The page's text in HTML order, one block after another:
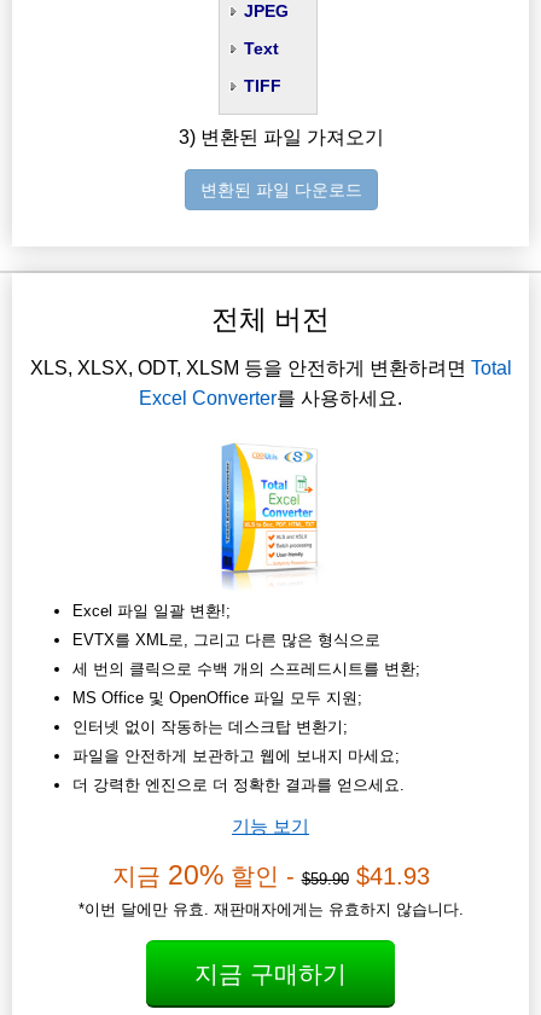
JPEG
Text
TIFF
3) 변환된 파일 가져오기
변환된 파일 다운로드
전체 버전
XLS, XLSX, ODT, XLSM 등을 안전하게 변환하려면 Total
Excel Converter를 사용하세요.
Excel 파일 일괄 변환!;
EVTX를 XML로, 그리고 다른 많은 형식으로
세 번의 클릭으로 수백 개의 스프레드시트를 변환;
MS Office 및 OpenOffice 파일 모두 지원;
인터넷 없이 작동하는 데스크탑 변환기;
파일을 안전하게 보관하고 웹에 보내지 마세요;
더 강력한 엔진으로 더 정확한 결과를 얻으세요.
기능 보기
지금 20%할인 -$59.90$41.93
*이번 달에만 유효. 재판매자에게는 유효하지 않습니다.
지금 구매하기